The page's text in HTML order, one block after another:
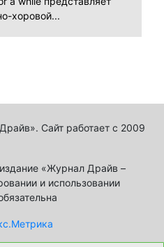
хоровой...
Сайт работает с 2009
«Журнал Драйв –
и использовании